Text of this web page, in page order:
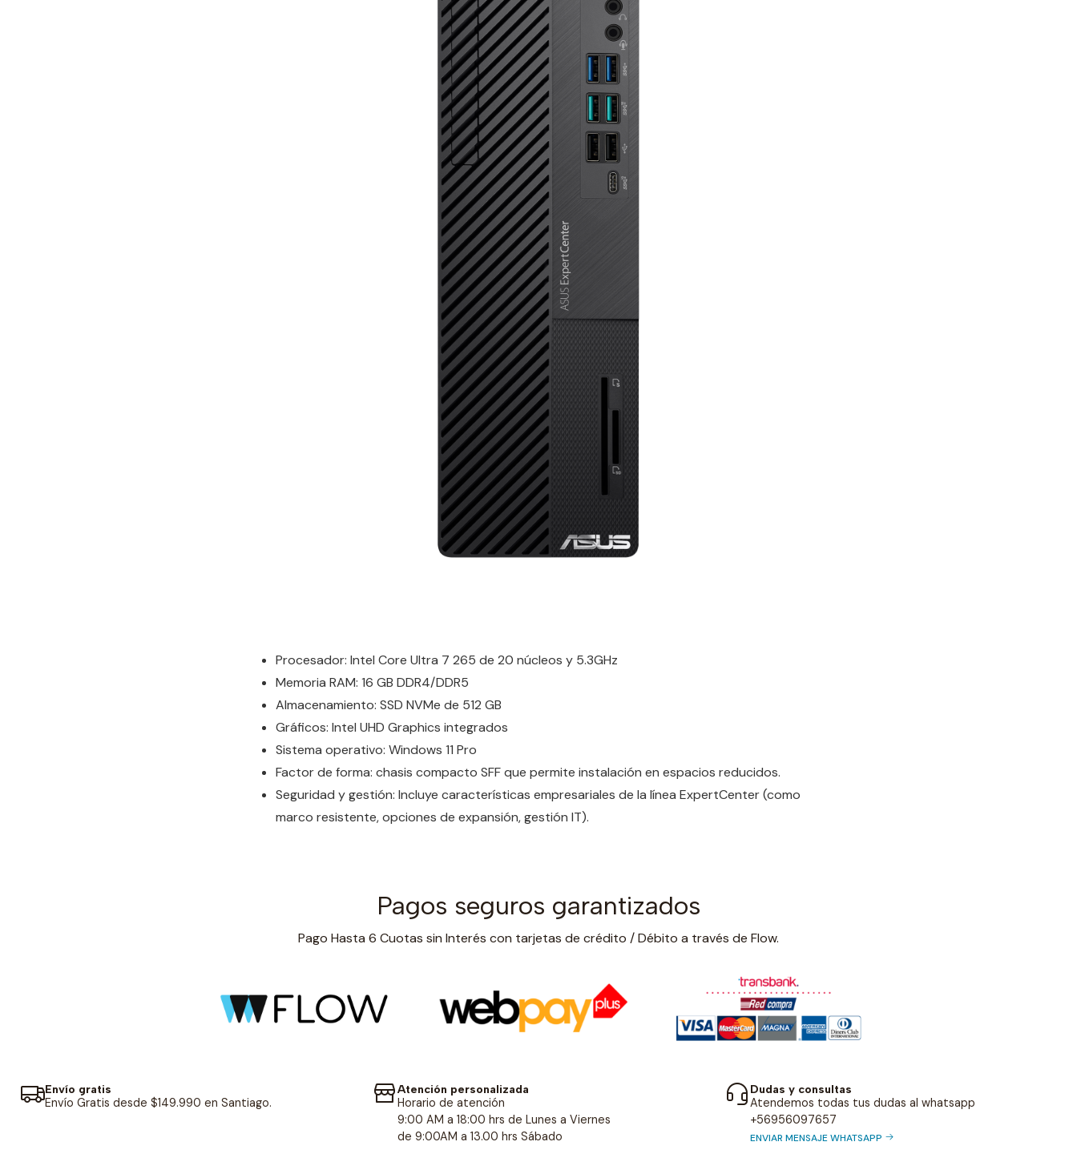
Procesador: Intel Core Ultra 7 265 de 20 núcleos y 5.3GHz
Memoria RAM: 16 GB DDR4/DDR5
Almacenamiento: SSD NVMe de 512 GB
Gráficos: Intel UHD Graphics integrados
Sistema operativo: Windows 11 Pro
Factor de forma: chasis compacto SFF que permite instalación en espacios reducidos.
Seguridad y gestión: Incluye características empresariales de la línea ExpertCenter (como
marco resistente, opciones de expansión, gestión IT).
Pagos seguros garantizados
Pago Hasta 6 Cuotas sin Interés con tarjetas de crédito / Débito a través de Flow.
Envío gratis
Envío Gratis desde $149.990 en Santiago.
Atención personalizada
Horario de atención
9:00 AM a 18:00 hrs de Lunes a Viernes
de 9:00AM a 13.00 hrs Sábado
Dudas y consultas
Atendemos todas tus dudas al whatsapp
+56956097657
ENVIAR MENSAJE WHATSAPP